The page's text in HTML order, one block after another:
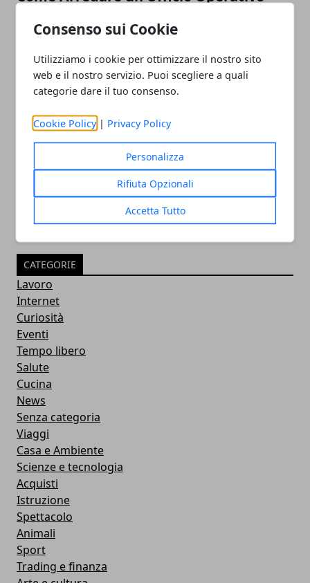
Consenso sui Cookie
Utilizziamo i cookie per ottimizzare il nostro sito
web e il nostro servizio. Puoi scegliere a quali
categorie dare il tuo consenso.
Cookie Policy | Privacy Policy
Personalizza
Rifiuta Opzionali
Accetta Tutto
L’importanza dei processi per
l'automatizzazione di un'azienda
CATEGORIE
Lavoro
Internet
Curiosità
Eventi
Tempo libero
Salute
Cucina
News
Senza categoria
Viaggi
Casa e Ambiente
Scienze e tecnologia
Acquisti
Istruzione
Spettacolo
Animali
Sport
Trading e finanza